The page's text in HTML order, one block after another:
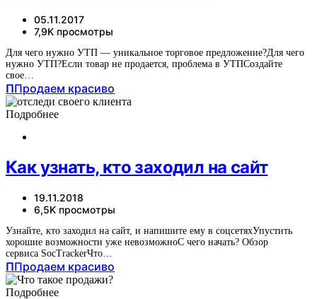
05.11.2017
7,9K просмотры
Для чего нужно УТП — уникальное торговое предложение?Для чего
нужно УТП?Если товар не продается, проблема в УТПСоздайте
свое…
ППродаем красиво
Подробнее
Как узнать, кто заходил на сайт
19.11.2018
6,5K просмотры
Узнайте, кто заходил на сайт, и напишите ему в соцсетяхУпустить
хорошие возможности уже невозможноС чего начать? Обзор
сервиса SocTrackerЧто…
ППродаем красиво
Подробнее